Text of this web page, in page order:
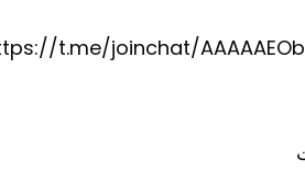
https://t.me/joinchat/